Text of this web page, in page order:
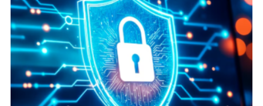
koji je pozdravio […]